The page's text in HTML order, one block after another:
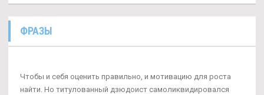
ФРАЗЫ
Чтобы и себя оценить правильно, и мотивацию для роста
найти. Но титулованный дзюдоист самоликвидировался